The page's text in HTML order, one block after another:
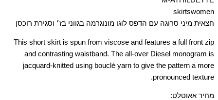
skirtswomen
חצאית מיני סרוגה עם הדפס לוגו מונוגרמה בגווני בז׳ וסגירת רוכסן
This short skirt is spun from viscose and features a full front zip
and contrasting waistband. The all-over Diesel monogram is
jacquard-knitted using bouclé yarn to give the pattern a more
pronounced texture.
מחיר אאוטלט: